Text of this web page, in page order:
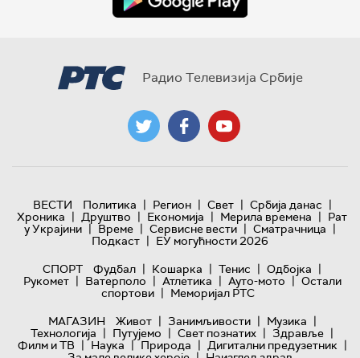
Радио Телевизија Србије
ВЕСТИ Политика | Регион | Свет | Србија данас |
Хроника | Друштво | Економија | Мерила времена | Рат
у Украјини | Време | Сервисне вести | Сматрачница |
Подкаст | ЕУ могућности 2026
СПОРТ
Фудбал | Кошарка | Тенис | Одбојка |
Рукомет | Ватерполо | Атлетика | Ауто-мото | Остали
спортови | Меморијал РТС
МАГАЗИН
Живот | Занимљивости | Музика |
Технологијa | Путујемо | Свет познатих | Здравље |
Филм и ТВ | Наука | Природа | Дигитални предузетник |